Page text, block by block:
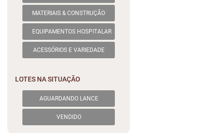
MATERIAIS & CONSTRUÇÃO
EQUIPAMENTOS HOSPITALAR
ACESSÓRIOS E VARIEDADE
LOTES NA SITUAÇÃO
AGUARDANDO LANCE
VENDIDO